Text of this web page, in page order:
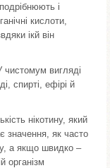
і
кислоти,
ікй він
чистомум вигляді
спирті, ефірі й
нікотину, який
значення, як часто
а якщо швидко –
організм